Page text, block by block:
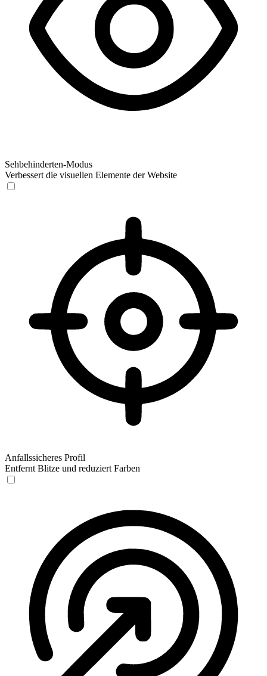
Sehbehinderten-Modus
Verbessert die visuellen Elemente der Website
Anfallssicheres Profil
Entfernt Blitze und reduziert Farben